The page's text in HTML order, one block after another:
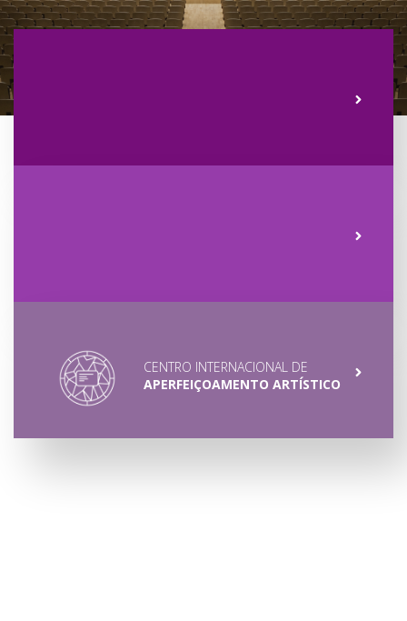
CENTRO INTERNACIONAL DE
APERFEIÇOAMENTO ARTÍSTICO